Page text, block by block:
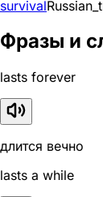
survival
Фразы и
lasts forever
длится вечно
lasts a while